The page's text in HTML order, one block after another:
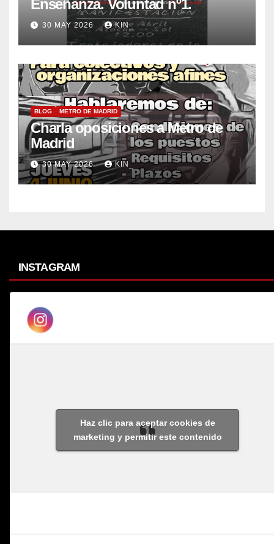
Enseñanza. Voluntad nº1.
30 MAY 2026 KIN_
BLOG METRO DE MADRID
Charla oposiciones a Metro de
Madrid
30 MAY 2026 KIN_
INSTAGRAM
Haz clic para aceptar cookies de
marketing y permitir este contenido